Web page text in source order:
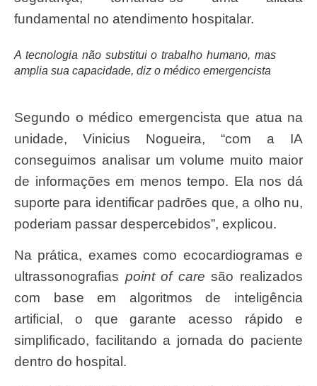
fundamental no atendimento hospitalar.
A tecnologia não substitui o trabalho humano, mas
amplia sua capacidade, diz o médico emergencista
Segundo o médico emergencista que atua na
unidade, Vinicius Nogueira, “com a IA
conseguimos analisar um volume muito maior
de informações em menos tempo. Ela nos dá
suporte para identificar padrões que, a olho nu,
poderiam passar despercebidos”, explicou.
Na prática, exames como ecocardiogramas e
ultrassonografias point of care são realizados
com base em algoritmos de inteligência
artificial, o que garante acesso rápido e
simplificado, facilitando a jornada do paciente
dentro do hospital.